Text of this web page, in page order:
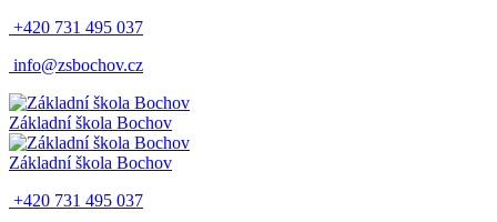
+420 731 495 037
info@zsbochov.cz
Základní škola Bochov
Základní škola Bochov
+420 731 495 037